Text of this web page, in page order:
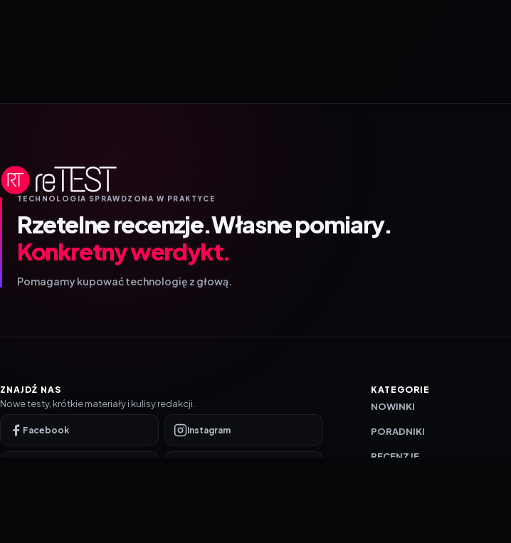
TECHNOLOGIA SPRAWDZONA W PRAKTYCE
Rzetelne recenzje.Własne pomiary.
Konkretny werdykt.
Pomagamy kupować technologię z głową.
ZNAJDŹ NAS
Nowe testy, krótkie materiały i kulisy redakcji.
Facebook Instagram
KATEGORIE
NOWINKI
PORADNIKI
RECENZJE